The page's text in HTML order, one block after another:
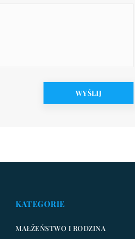
KATEGORIE
MAŁŻEŃSTWO I RODZINA